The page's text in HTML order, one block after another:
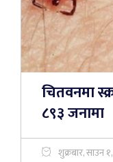
चितवनमा
८९३ जनामा
शुक्रबार, साउन